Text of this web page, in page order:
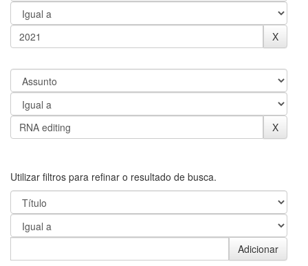
Utilizar filtros para refinar o resultado de busca.